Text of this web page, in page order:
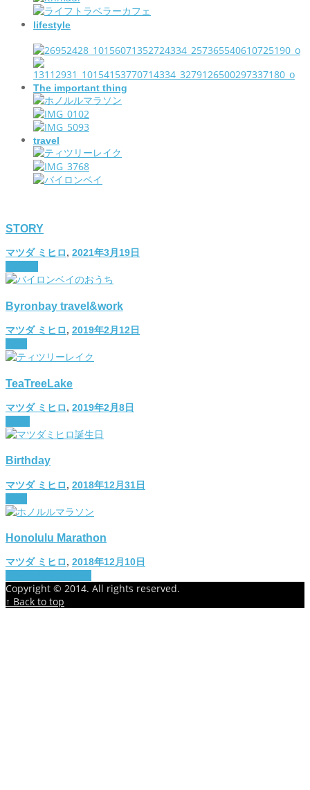
lifestyle
The important thing
travel
STORY
マツダ ミヒロ, 2021年3月19日
Byronbay travel&work
マツダ ミヒロ, 2019年2月12日
TeaTreeLake
マツダ ミヒロ, 2019年2月8日
Birthday
マツダ ミヒロ, 2018年12月31日
Honolulu Marathon
マツダ ミヒロ, 2018年12月10日
Copyright © 2014. All rights reserved.
↑ Back to top